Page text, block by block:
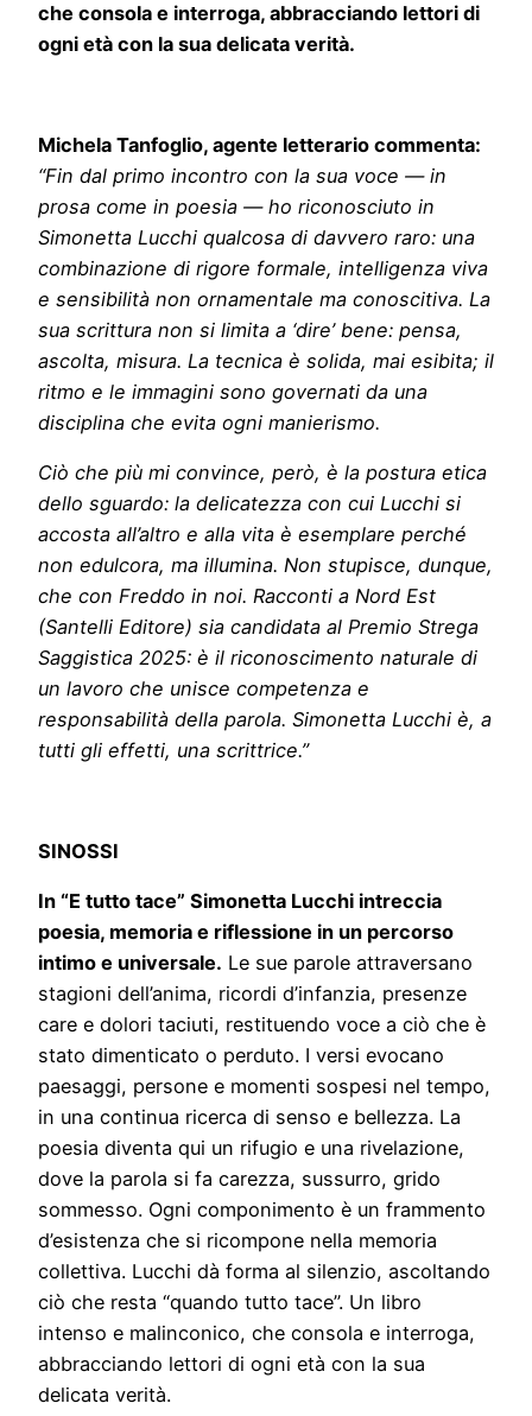
che consola e interroga, abbracciando lettori di
ogni età con la sua delicata verità.
Michela Tanfoglio, agente letterario commenta:
“Fin dal primo incontro con la sua voce — in
prosa come in poesia — ho riconosciuto in
Simonetta Lucchi qualcosa di davvero raro: una
combinazione di rigore formale, intelligenza viva
e sensibilità non ornamentale ma conoscitiva. La
sua scrittura non si limita a ‘dire’ bene: pensa,
ascolta, misura. La tecnica è solida, mai esibita; il
ritmo e le immagini sono governati da una
disciplina che evita ogni manierismo.
Ciò che più mi convince, però, è la postura etica
dello sguardo: la delicatezza con cui Lucchi si
accosta all’altro e alla vita è esemplare perché
non edulcora, ma illumina. Non stupisce, dunque,
che con Freddo in noi. Racconti a Nord Est
(Santelli Editore) sia candidata al Premio Strega
Saggistica 2025: è il riconoscimento naturale di
un lavoro che unisce competenza e
responsabilità della parola. Simonetta Lucchi è, a
tutti gli effetti, una scrittrice.”
SINOSSI
In “E tutto tace” Simonetta Lucchi intreccia
poesia, memoria e riflessione in un percorso
intimo e universale. Le sue parole attraversano
stagioni dell’anima, ricordi d’infanzia, presenze
care e dolori taciuti, restituendo voce a ciò che è
stato dimenticato o perduto. I versi evocano
paesaggi, persone e momenti sospesi nel tempo,
in una continua ricerca di senso e bellezza. La
poesia diventa qui un rifugio e una rivelazione,
dove la parola si fa carezza, sussurro, grido
sommesso. Ogni componimento è un frammento
d’esistenza che si ricompone nella memoria
collettiva. Lucchi dà forma al silenzio, ascoltando
ciò che resta “quando tutto tace”. Un libro
intenso e malinconico, che consola e interroga,
abbracciando lettori di ogni età con la sua
delicata verità.